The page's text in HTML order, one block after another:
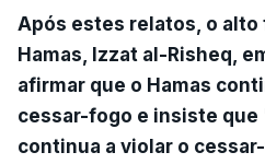
Após estes relatos, o alto
Hamas, Izzat al-Risheq,
afirmar que o Hamas
cessar-fogo e insiste que
continua a violar o